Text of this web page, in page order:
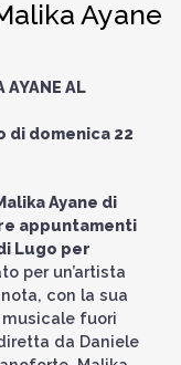
Ayane
AYANE AL
di domenica 22
Ayane di
appuntamenti
Lugo per
per un’artista
con la sua
fuori
da Daniele